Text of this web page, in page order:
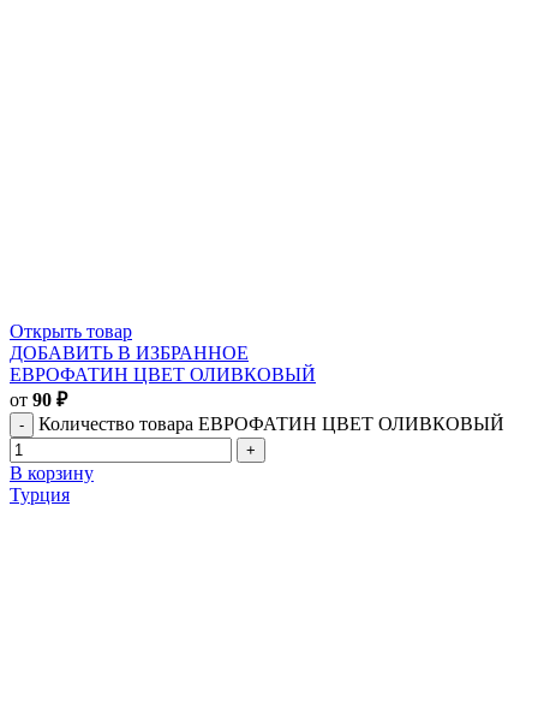
Открыть товар
ДОБАВИТЬ В ИЗБРАННОЕ
ЕВРОФАТИН ЦВЕТ ОЛИВКОВЫЙ
от 90 ₽
Количество товара ЕВРОФАТИН ЦВЕТ ОЛИВКОВЫЙ
В корзину
Турция